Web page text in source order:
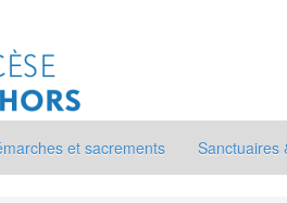
et sacrements Sanctuaires